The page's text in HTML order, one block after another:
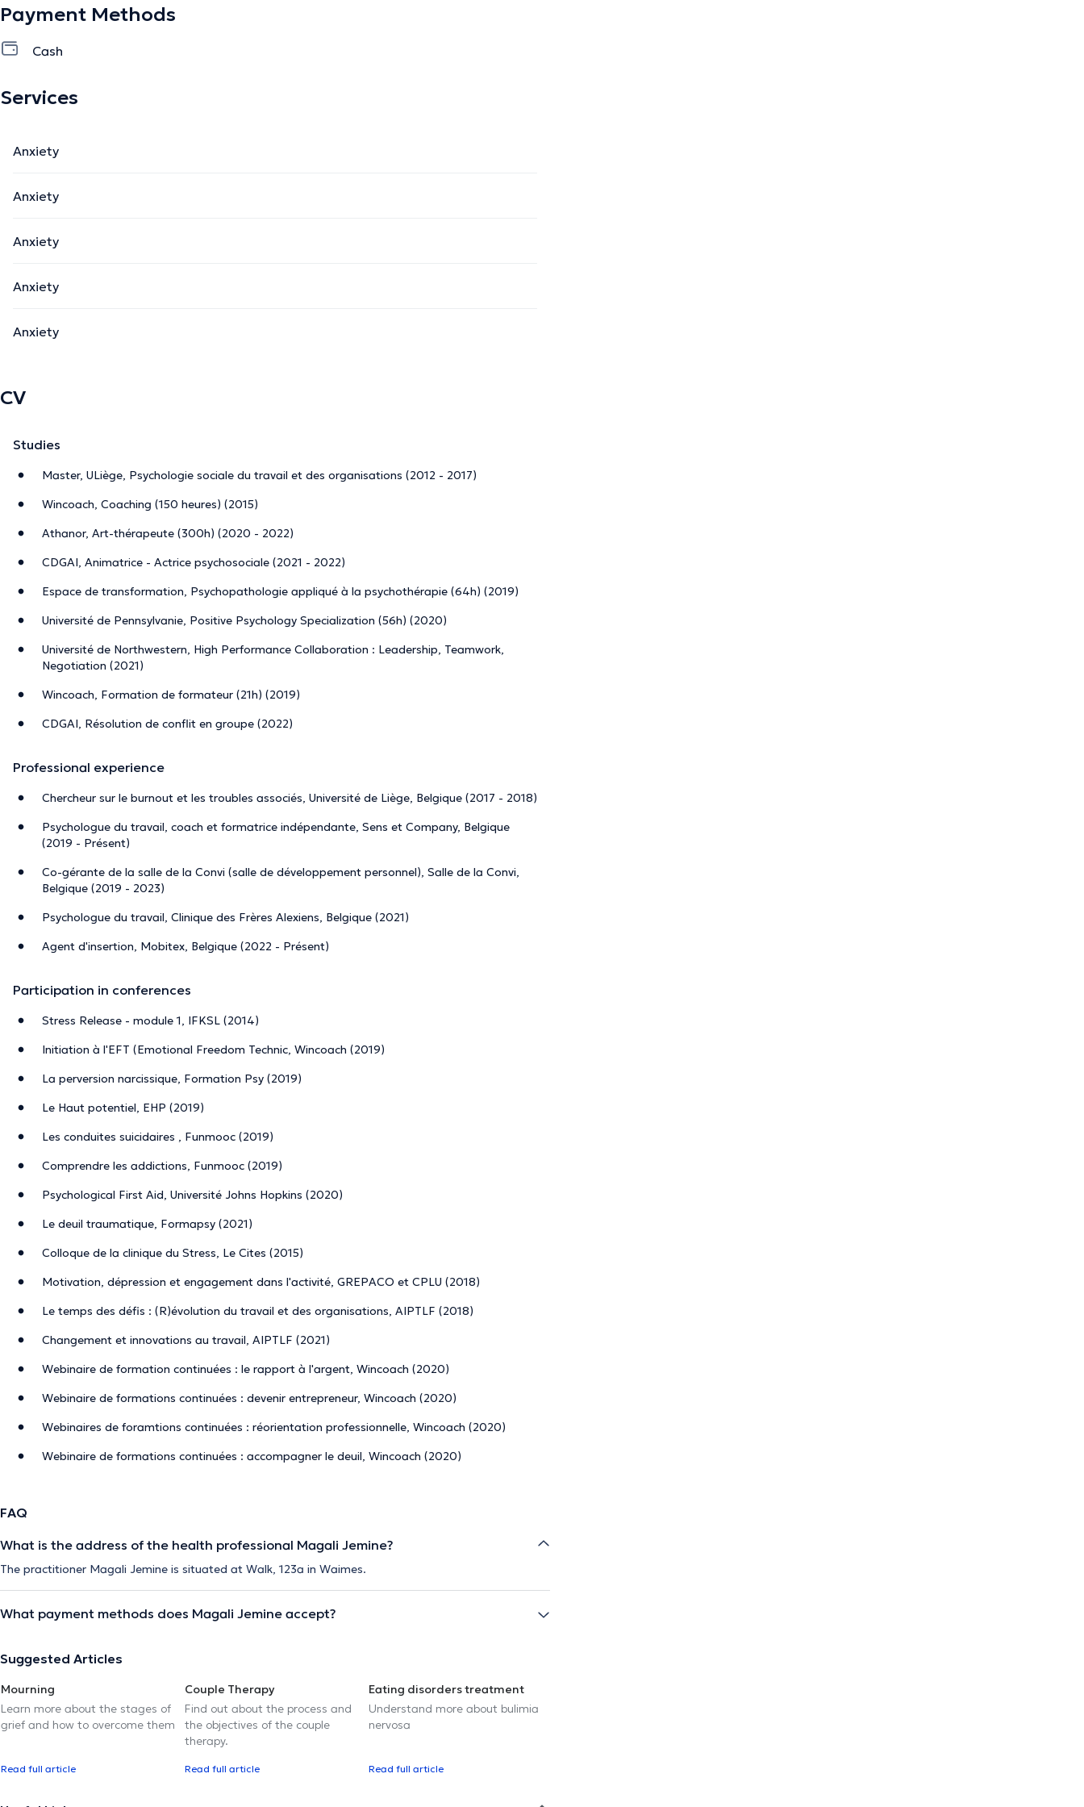
Payment Methods
Cash
Services
Anxiety
Anxiety
Anxiety
Anxiety
Anxiety
CV
Studies
Master, ULiège, Psychologie sociale du travail et des organisations (2012 - 2017)
Wincoach, Coaching (150 heures) (2015)
Athanor, Art-thérapeute (300h) (2020 - 2022)
CDGAI, Animatrice - Actrice psychosociale (2021 - 2022)
Espace de transformation, Psychopathologie appliqué à la psychothérapie (64h) (2019)
Université de Pennsylvanie, Positive Psychology Specialization (56h) (2020)
Université de Northwestern, High Performance Collaboration : Leadership, Teamwork,
Negotiation (2021)
Wincoach, Formation de formateur (21h) (2019)
CDGAI, Résolution de conflit en groupe (2022)
Professional experience
Chercheur sur le burnout et les troubles associés, Université de Liège, Belgique (2017 - 2018)
Psychologue du travail, coach et formatrice indépendante, Sens et Company, Belgique
(2019 - Présent)
Co-gérante de la salle de la Convi (salle de développement personnel), Salle de la Convi,
Belgique (2019 - 2023)
Psychologue du travail, Clinique des Frères Alexiens, Belgique (2021)
Agent d'insertion, Mobitex, Belgique (2022 - Présent)
Participation in conferences
Stress Release - module 1, IFKSL (2014)
Initiation à l'EFT (Emotional Freedom Technic, Wincoach (2019)
La perversion narcissique, Formation Psy (2019)
Le Haut potentiel, EHP (2019)
Les conduites suicidaires , Funmooc (2019)
Comprendre les addictions, Funmooc (2019)
Psychological First Aid, Université Johns Hopkins (2020)
Le deuil traumatique, Formapsy (2021)
Colloque de la clinique du Stress, Le Cites (2015)
Motivation, dépression et engagement dans l'activité, GREPACO et CPLU (2018)
Le temps des défis : (R)évolution du travail et des organisations, AIPTLF (2018)
Changement et innovations au travail, AIPTLF (2021)
Webinaire de formation continuées : le rapport à l'argent, Wincoach (2020)
Webinaire de formations continuées : devenir entrepreneur, Wincoach (2020)
Webinaires de foramtions continuées : réorientation professionnelle, Wincoach (2020)
Webinaire de formations continuées : accompagner le deuil, Wincoach (2020)
FAQ
What is the address of the health professional Magali Jemine?
The practitioner Magali Jemine is situated at Walk, 123a in Waimes.
What payment methods does Magali Jemine accept?
Suggested Articles
Mourning
Learn more about the stages of
grief and how to overcome them
Read full article
Couple Therapy
Find out about the process and
the objectives of the couple
therapy.
Read full article
Eating disorders treatment
Understand more about bulimia
nervosa
Read full article